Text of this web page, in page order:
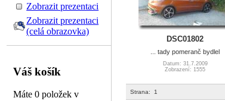
Zobrazit prezentaci
Zobrazit prezentaci
(celá obrazovka)
Váš košík
Máte 0 položek v
DSC01802
... tady pomeranč bydlel
Datum: 31.7.2009
Zobrazení: 1555
Strana: 1